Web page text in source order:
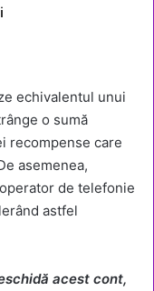
echivalentul unui
o sumă
recompense care
asemenea,
de telefonie
astfel
acest cont,